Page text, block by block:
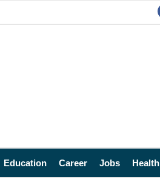
Education Career Jobs Health